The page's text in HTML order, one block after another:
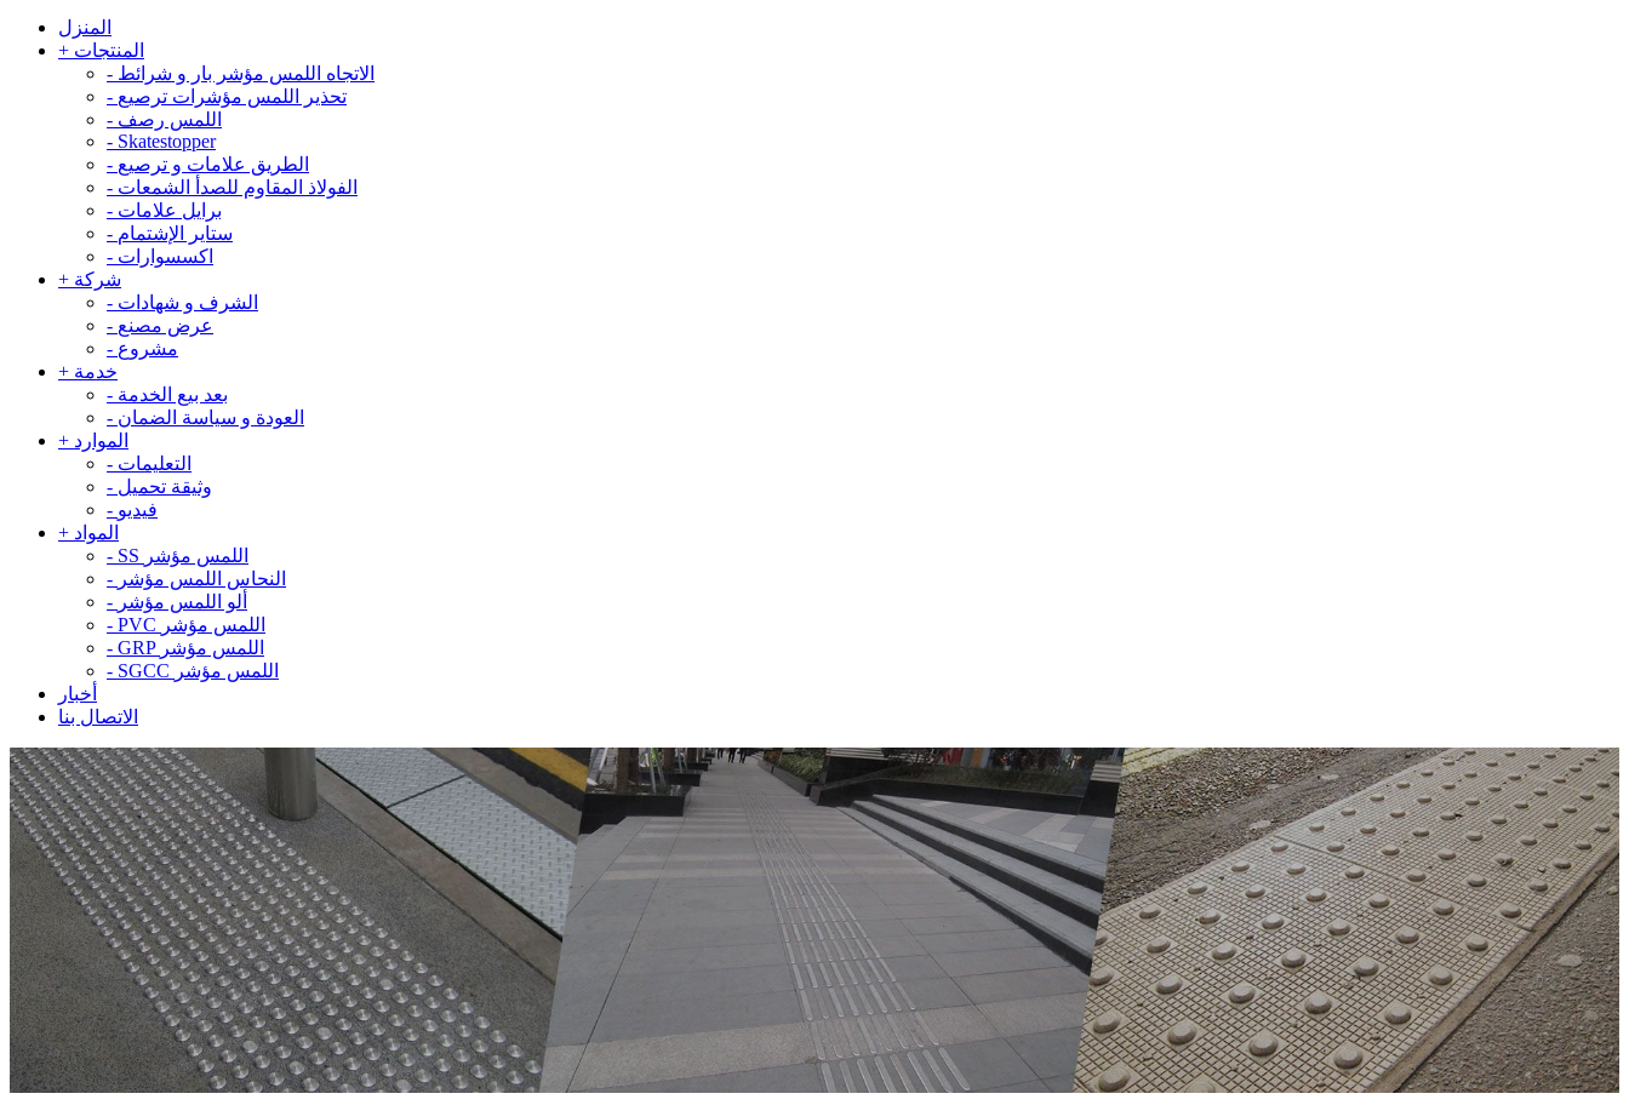
المنزل
+ المنتجات
- الاتجاه اللمس مؤشر بار و شرائط
- تحذير اللمس مؤشرات ترصيع
- اللمس رصف
- Skatestopper
- الطريق علامات و ترصيع
- الفولاذ المقاوم للصدأ الشمعات
- برايل علامات
- ستاير الإشتمام
- اكسسوارات
+ شركة
- الشرف و شهادات
- عرض مصنع
- مشروع
+ خدمة
- بعد بيع الخدمة
- العودة و سياسة الضمان
+ الموارد
- التعليمات
- وثيقة تحميل
- فيديو
+ المواد
-
SS اللمس مؤشر
- النحاس اللمس مؤشر
- ألو اللمس مؤشر
-
PVC اللمس مؤشر
-
GRP اللمس مؤشر
-
SGCC اللمس مؤشر
أخبار
الاتصال بنا